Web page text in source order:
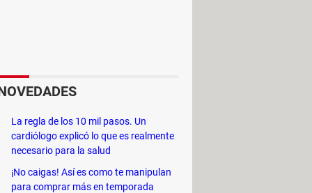
señal de vídeo en la
explicamos los motivos por
puede deberse a diversos
el cable que conecta la CPU con
por supuesto, solucionarlo:
La regla de los 10 mil pasos. Un
cardiólogo explicó lo que es realmente
necesario para la salud
¡No caigas! Así es como te manipulan
para comprar más en temporada